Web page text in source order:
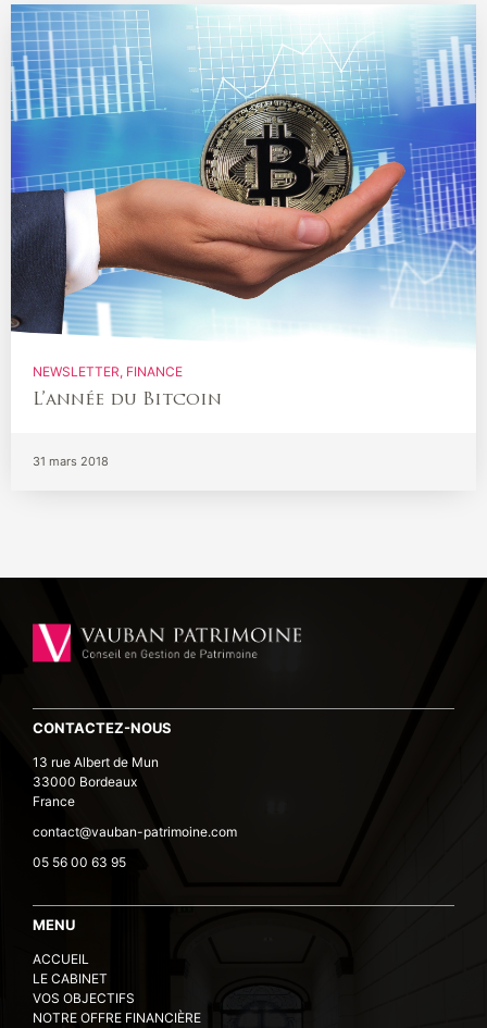
NEWSLETTER FINANCE
L’année du Bitcoin
31 mars 2018
CONTACTEZ-NOUS
13 rue Albert de Mun
33000 Bordeaux
France
contact@vauban-patrimoine.com
05 56 00 63 95
MENU
ACCUEIL
LE CABINET
VOS OBJECTIFS
NOTRE OFFRE FINANCIÈRE